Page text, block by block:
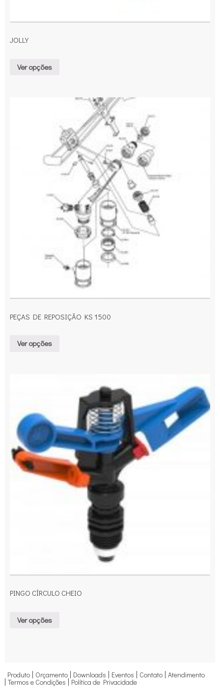
JOLLY
Ver opções
PEÇAS DE REPOSIÇÃO KS 1500
Ver opções
PINGO CÍRCULO CHEIO
Ver opções
Produto Orçamento Downloads Eventos Contato Atendimento
Termos e Condições Política de Privacidade